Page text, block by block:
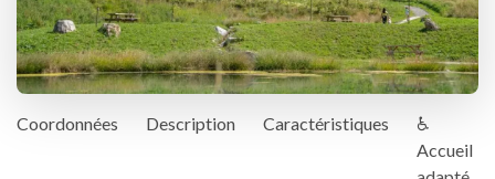
Coordonnées Description Caractéristiques
♿
Accueil